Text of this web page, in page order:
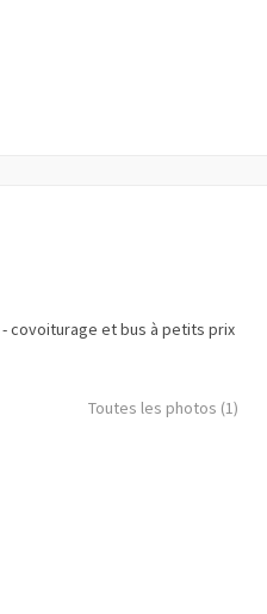
- covoiturage et bus à petits prix
Toutes les photos (1)